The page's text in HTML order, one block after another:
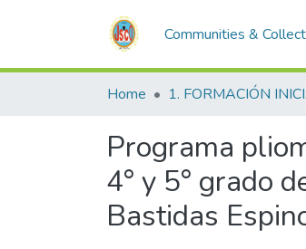
Communities &
Home
Programa
4° y 5° grado
Bastidas